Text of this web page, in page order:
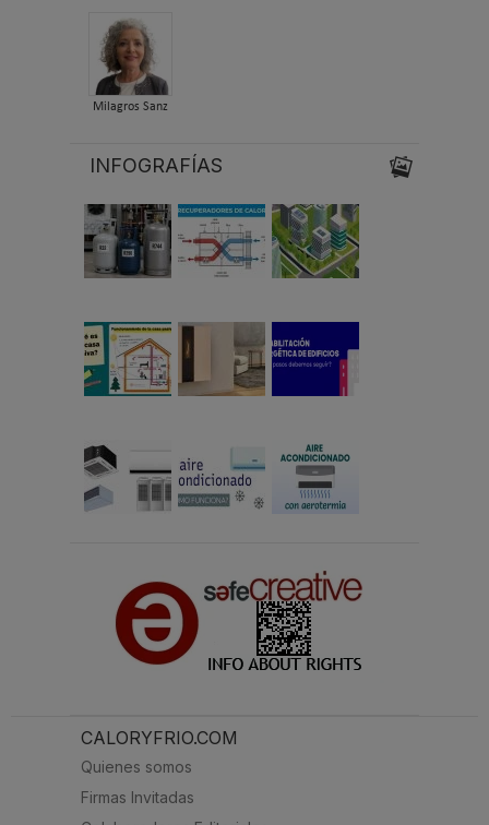
Milagros Sanz
INFOGRAFÍAS
CALORYFRIO.COM
Quienes somos
Firmas Invitadas